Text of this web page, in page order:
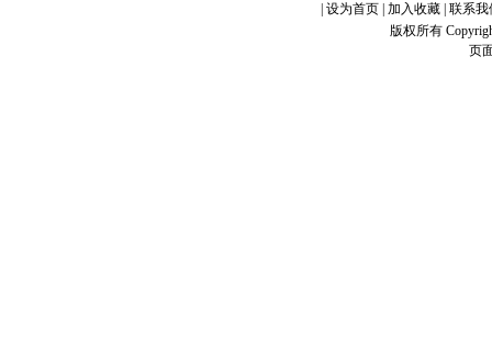
设为首页| 加入收藏| 联系我
版权所有
页